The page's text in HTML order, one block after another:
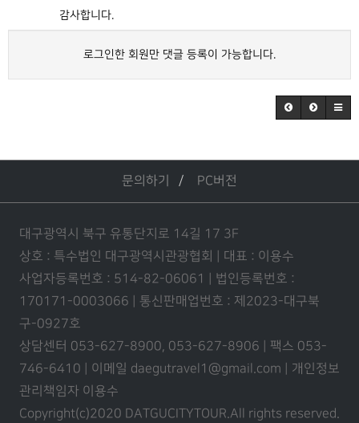
감사합니다.
로그인한 회원만 댓글 등록이 가능합니다.
문의하기 PC버전
대구광역시 북구 유통단지로 14길 17 3F
상호 : 특수법인 대구광역시관광협회 | 대표 : 이용수
사업자등록번호 : 514-82-06061 | 법인등록번호 :
170171-0003066 | 통신판매업번호 : 제2023-대구북
구-0927호
상담센터 053-627-8900, 053-627-8906 | 팩스 053-
746-6410 | 이메일 daegutravel1@gmail.com | 개인정보
관리책임자 이용수
Copyright(c)2020 DATGUCITYTOUR.All rights reserved.